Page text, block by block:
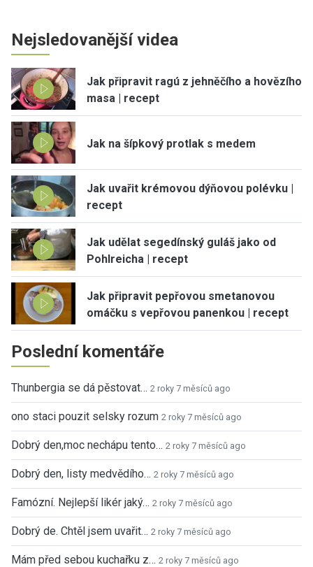
Nejsledovanější videa
Jak připravit ragú z jehněčího a hovězího
masa | recept
Jak na šípkový protlak s medem
Jak uvařit krémovou dýňovou polévku |
recept
Jak udělat segedínský guláš jako od
Pohlreicha | recept
Jak připravit pepřovou smetanovou
omáčku s vepřovou panenkou | recept
Poslední komentáře
Thunbergia se dá pěstovat… 2 roky 7 měsíců ago
ono staci pouzit selsky rozum 2 roky 7 měsíců ago
Dobrý den,moc nechápu tento… 2 roky 7 měsíců ago
Dobrý den, listy medvědího… 2 roky 7 měsíců ago
Famózní. Nejlepší likér jaký… 2 roky 7 měsíců ago
Dobrý de. Chtěl jsem uvařit… 2 roky 7 měsíců ago
Mám před sebou kuchařku z… 2 roky 7 měsíců ago